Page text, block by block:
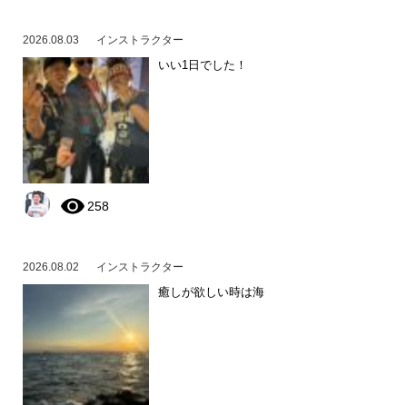
2026.08.03 インストラクター
いい1日でした！
258
2026.08.02 インストラクター
癒しが欲しい時は海